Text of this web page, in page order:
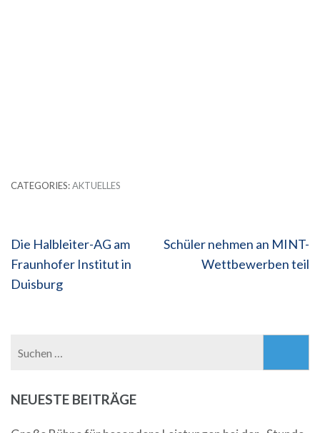
CATEGORIES:AKTUELLES
Beitragsnavigation
Die Halbleiter-AG am
Fraunhofer Institut in
Duisburg
Schüler nehmen an MINT-
Wettbewerben teil
NEUESTE BEITRÄGE